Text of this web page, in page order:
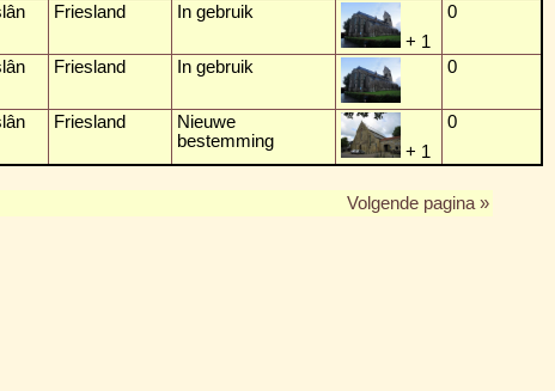
Friesland
In gebruik
+ 1
0
Friesland In gebruik 0
Friesland
Nieuwe
bestemming
+ 1
0
Volgende pagina »